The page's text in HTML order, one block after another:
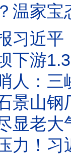
机？三峡集团泄密案
国水库的神评论，再次
被贪污！三峡是重力
模拟被泄，目吹哨人被
厂，竟掩盖著361位
了习图片，大陆绝不敢转
厨也不易：政审、剃光